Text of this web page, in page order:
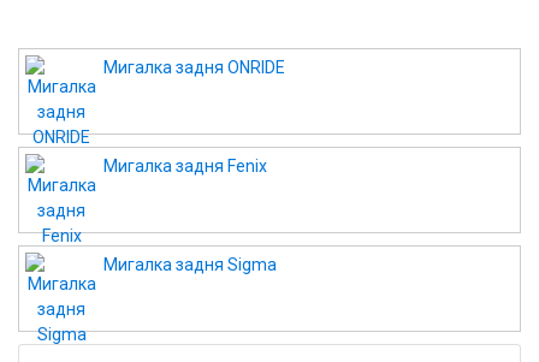
Мигалка задня ONRIDE
Мигалка задня Fenix
Мигалка задня Sigma